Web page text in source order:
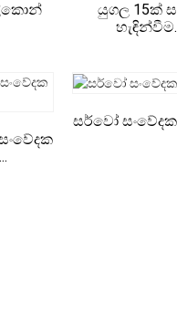
යුගල 15ක්
සංවේදක
සර්වෝ